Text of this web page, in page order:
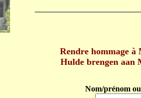
Rendre hommage
Hulde brengen aan
Nom/prénom